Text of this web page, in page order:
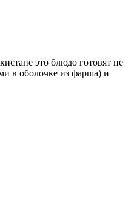
это блюдо готовят не
в оболочке из фарша) и